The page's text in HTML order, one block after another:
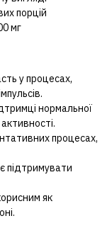
порцій
мг
у процесах,
нормальної
процесах,
підтримувати
як